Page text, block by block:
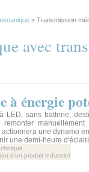
> Transmission
avec
énergie
LED, sans batterie,
remonter
une dynamo
une demi-heure
d'un produit industriel